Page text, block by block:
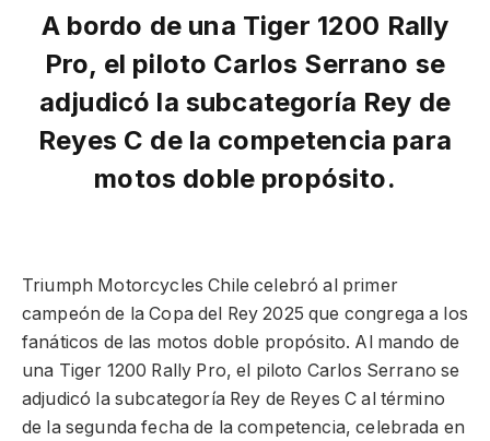
A bordo de una Tiger 1200 Rally
Pro, el piloto Carlos Serrano se
adjudicó la subcategoría Rey de
Reyes C de la competencia para
motos doble propósito.
Triumph Motorcycles Chile celebró al primer
campeón de la Copa del Rey 2025 que congrega a los
fanáticos de las motos doble propósito. Al mando de
una Tiger 1200 Rally Pro, el piloto Carlos Serrano se
adjudicó la subcategoría Rey de Reyes C al término
de la segunda fecha de la competencia, celebrada en